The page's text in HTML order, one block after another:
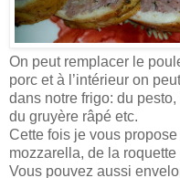
On peut remplacer le
porc et à l’intérieur on
dans notre frigo: du
du gruyère râpé etc.
Cette fois je vous
mozzarella, de la
Vous pouvez aussi